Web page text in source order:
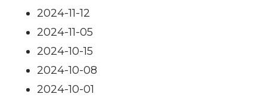
2024-11-12
2024-11-05
2024-10-15
2024-10-08
2024-10-01